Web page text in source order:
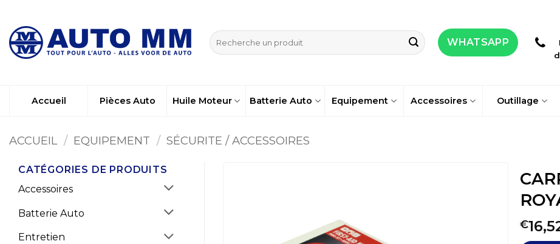
contenu
Recherche
pour :
WHATSAPP
Accueil Pièces Auto Huile Moteur Batterie Auto Equipement Accessoires Outillage
ACCUEIL / EQUIPEMENT / SÉCURITE / ACCESSOIRES
CATÉGORIES DE PRODUITS
Accessoires
Batterie Auto
Entretien
€